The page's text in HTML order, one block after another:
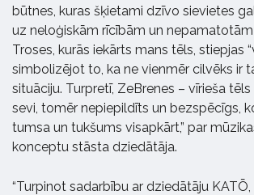
būtnes, kuras šķietami dzīvo sievietes
uz neloģiskām rīcībām un
Troses, kurās iekārts mans tēls, stiepjas
simbolizējot to, ka ne vienmēr cilvēks ir
situāciju. Turpretī, ZeBrenes – vīrieša
sevi, tomēr nepiepildīts un bezspēcīgs,
tumsa un tukšums visapkārt,” par
konceptu stāsta dziedātāja.
“Turpinot sadarbību ar dziedātāju